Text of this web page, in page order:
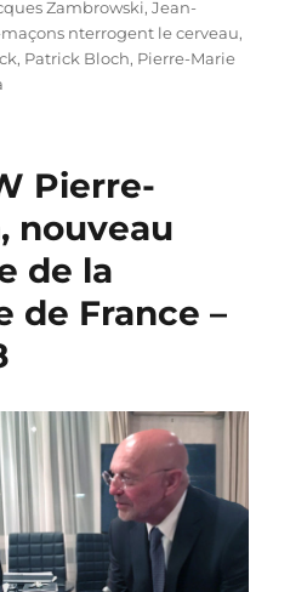
Zambrowski,Jean-
maçons nterrogent le cerveau,
, Patrick Bloch, Pierre-Marie
Pierre-
nouveau
de la
de France –